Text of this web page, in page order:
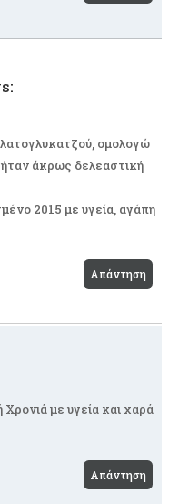
ομολογώ
άκρως δελεαστική
2015 με υγεία, αγάπη
Απάντηση
με υγεία και χαρά
Απάντηση